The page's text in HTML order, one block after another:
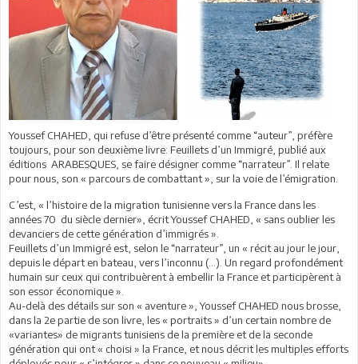
Youssef CHAHED, qui refuse d’être présenté comme “auteur”, préfère
toujours, pour son deuxième livre: Feuillets d’un Immigré, publié aux
éditions ARABESQUES, se faire désigner comme “narrateur”. Il relate
pour nous, son « parcours de combattant », sur la voie de l’émigration.
C’est, « l’histoire de la migration tunisienne vers la France dans les
années 70 du siècle dernier», écrit Youssef CHAHED, « sans oublier les
devanciers de cette génération d’immigrés ».
Feuillets d’un Immigré est, selon le “narrateur”, un « récit au jour le jour,
depuis le départ en bateau, vers l’inconnu (…). Un regard profondément
humain sur ceux qui contribuèrent à embellir la France et participèrent à
son essor économique ».
Au-delà des détails sur son « aventure », Youssef CHAHED nous brosse,
dans la 2e partie de son livre, les « portraits » d’un certain nombre de
«variantes» de migrants tunisiens de la première et de la seconde
génération qui ont « choisi » la France, et nous décrit les multiples efforts